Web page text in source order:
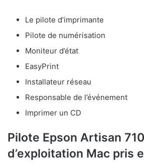
Le pilote d’imprimante
Pilote de numérisation
Moniteur d’état
EasyPrint
Installateur réseau
Responsable de l’événement
Imprimer un CD
Pilote Epson Artisan
d’exploitation Mac pris